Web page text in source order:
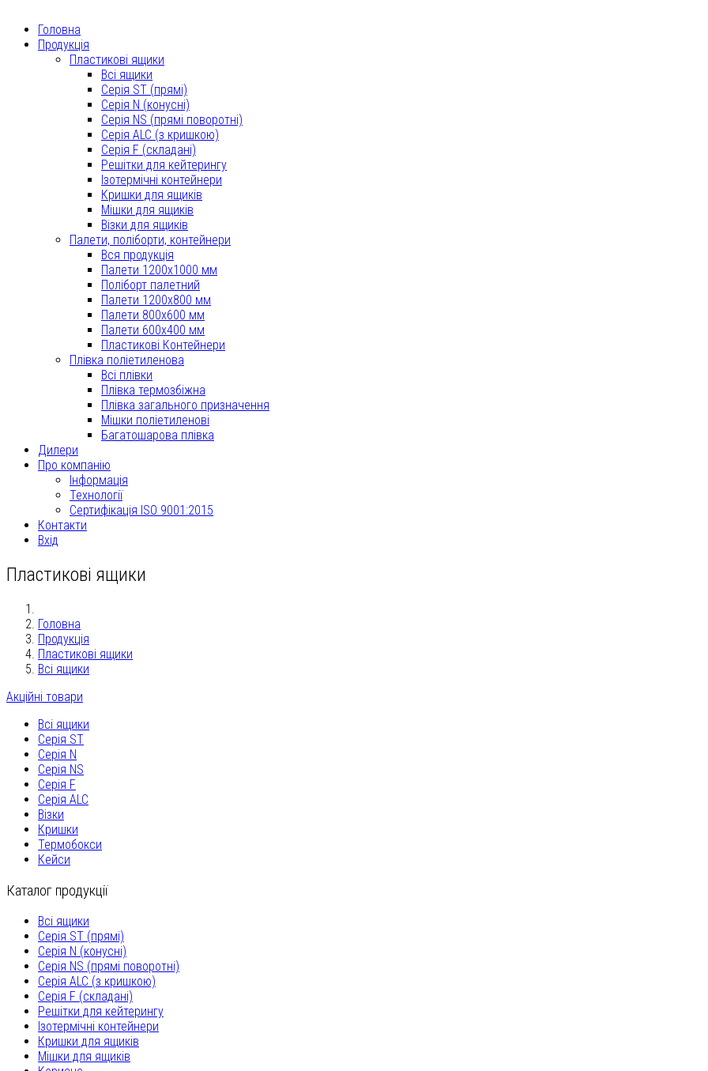
Головна
Продукція
Пластикові ящики
Всі ящики
Серія ST (прямі)
Серія N (конусні)
Серія NS (прямі поворотні)
Серія ALC (з кришкою)
Серія F (складані)
Решітки для кейтерингу
Ізотермічні контейнери
Кришки для ящиків
Мішки для ящиків
Візки для ящиків
Палети, поліборти, контейнери
Вся продукція
Палети 1200x1000 мм
Поліборт палетний
Палети 1200x800 мм
Палети 800x600 мм
Палети 600x400 мм
Пластикові Контейнери
Плівка поліетиленова
Всі плівки
Плівка термозбіжна
Плівка загального призначення
Мішки поліетиленові
Багатошарова плівка
Дилери
Про компанію
Інформація
Технології
Сертифікація ISO 9001:2015
Контакти
Вхід
Пластикові ящики
Головна
Продукція
Пластикові ящики
Всі ящики
Акційні товари
Всі ящики
Серія ST
Серія N
Серія NS
Серія F
Серія ALC
Візки
Кришки
Термобокси
Кейси
Каталог продукції
Всі ящики
Серія ST (прямі)
Серія N (конусні)
Серія NS (прямі поворотні)
Серія ALC (з кришкою)
Серія F (складані)
Решітки для кейтерингу
Ізотермічні контейнери
Кришки для ящиків
Мішки для ящиків